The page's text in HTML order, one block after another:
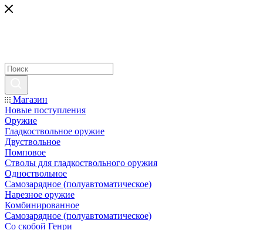
Магазин
Новые поступления
Оружие
Гладкоствольное оружие
Двуствольное
Помповое
Стволы для гладкоствольного оружия
Одноствольное
Самозарядное (полуавтоматическое)
Нарезное оружие
Комбинированное
Самозарядное (полуавтоматическое)
Со скобой Генри